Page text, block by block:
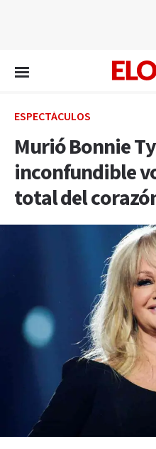
ESPECTÁCULOS
Murió Bonnie
inconfundible
total del